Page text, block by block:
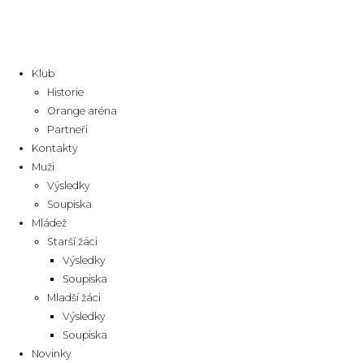
Klub
Historie
Orange aréna
Partneři
Kontakty
Muži
Výsledky
Soupiska
Mládež
Starší žáci
Výsledky
Soupiska
Mladší žáci
Výsledky
Soupiska
Novinky